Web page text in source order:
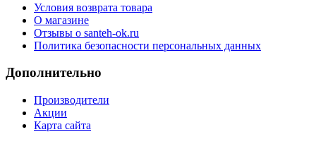
Условия возврата товара
О магазине
Отзывы о santeh-ok.ru
Политика безопасности персональных данных
Дополнительно
Производители
Акции
Карта сайта